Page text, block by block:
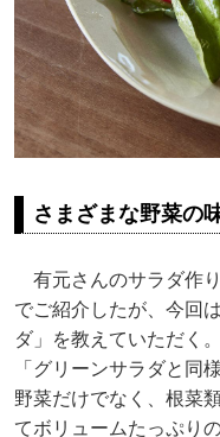
さまざまな野菜の
有元さんのサラダ作
でご紹介したが、今回
ダ」を教えていただく。
「グリーンサラダと同
野菜だけでなく、根菜
てボリュームたっぷり